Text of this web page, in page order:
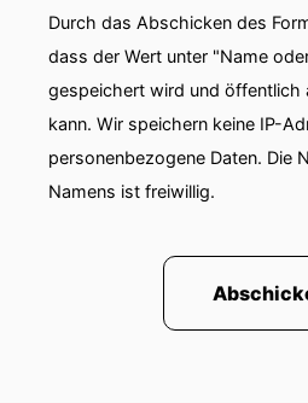
Durch das Abschicken des
dass der Wert unter "Name
gespeichert wird und öffentlich
kann. Wir speichern keine IP-
personenbezogene Daten. Die
Namens ist freiwillig.